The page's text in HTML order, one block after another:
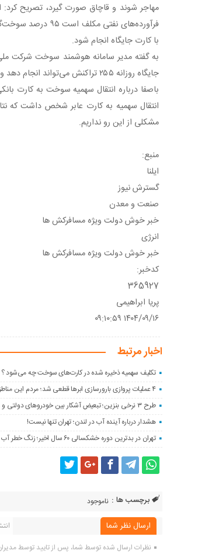
مهاجر شوند و قاچاق صورت گیرد، تصریح
با کارت جایگاه انجام شود.
به گفته مدیر سامانه هوشمند سوخت شرکت
جایگاه روزانه ۲۵۵ تراکنش می‌تواند انجام دهد و کمبودی در زمینه کارت سوخت جایگاه نداریم.
باصفا درباره انتقال سهمیه سوخت به کارت
انتقال سهمیه به کارت عابر شخص داشت که
مشکلی از این رو نداریم.
منبع:
ایلنا
گسترش نیوز
صنعت و معدن
خبر خوش دولت ویژه مسافرکش‌ ها
انرژی
خبر خوش دولت ویژه مسافرکش‌ ها
کدخبر:
365927
پریا ابراهیمی
۱۴۰۴/۰۹/۱۶ ۰۹:۱۰:۵۹
اخبار مرتبط
تکلیف سهمیه ذخیره شده در کارت‌های سوخت چه می‌شود ؟
۴ عملیات پروازی بارورسازی ابرها قطعی شد؛ مردم این مناطق آماده باشند
طرح ۳ نرخی بنزین؛ تبعیض آشکار بین خودروهای دولتی و مردم!
هشدار درباره آینده آب در لندن؛ تهران تنها نیست!
تهران در بدترین دوره خشکسالی ۶۰ سال اخیر؛ زنگ خطر آب رسماً به صدا درآمد
برچسب ها : ناموجود
ارسال نظر شما
نظرات ارسال شده توسط شما، پس از تایید توسط